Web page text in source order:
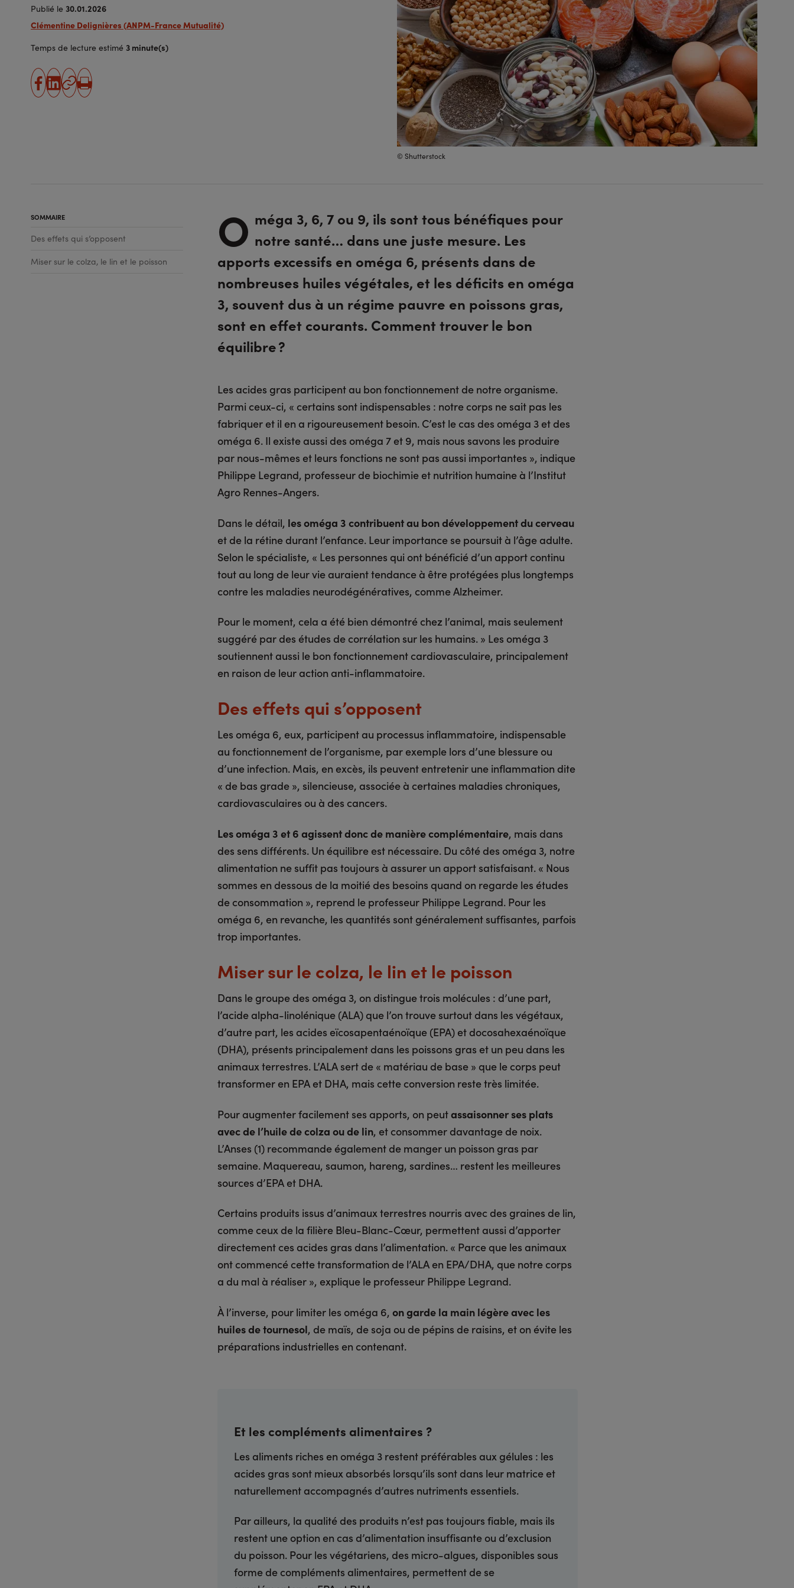
Publié le 30.01.2026
Clémentine Delignières (ANPM-France Mutualité)
Temps de lecture estimé 3 minute(s)
partager
partager
Copier
Imprimer
© Shutterstock
SOMMAIRE
Des effets qui s’opposent
Miser sur le colza, le lin et le poisson
O méga 3, 6, 7 ou 9, ils sont tous bénéfiques pour
notre santé… dans une juste mesure. Les
apports excessifs en oméga 6, présents dans de
nombreuses huiles végétales, et les déficits en oméga
3, souvent dus à un régime pauvre en poissons gras,
sont en effet courants. Comment trouver le bon
équilibre ?
Les acides gras participent au bon fonctionnement de notre organisme.
Parmi ceux-ci, « certains sont indispensables : notre corps ne sait pas les
fabriquer et il en a rigoureusement besoin. C’est le cas des oméga 3 et des
oméga 6. Il existe aussi des oméga 7 et 9, mais nous savons les produire
par nous-mêmes et leurs fonctions ne sont pas aussi importantes », indique
Philippe Legrand, professeur de biochimie et nutrition humaine à l’Institut
Agro Rennes-Angers.
Dans le détail, les oméga 3 contribuent au bon développement du cerveau
et de la rétine durant l’enfance. Leur importance se poursuit à l’âge adulte.
Selon le spécialiste, « Les personnes qui ont bénéficié d’un apport continu
tout au long de leur vie auraient tendance à être protégées plus longtemps
contre les maladies neurodégénératives, comme Alzheimer.
Pour le moment, cela a été bien démontré chez l’animal, mais seulement
suggéré par des études de corrélation sur les humains. » Les oméga 3
soutiennent aussi le bon fonctionnement cardiovasculaire, principalement
en raison de leur action anti-inflammatoire.
Des effets qui s’opposent
Les oméga 6, eux, participent au processus inflammatoire, indispensable
au fonctionnement de l’organisme, par exemple lors d’une blessure ou
d’une infection. Mais, en excès, ils peuvent entretenir une inflammation dite
« de bas grade », silencieuse, associée à certaines maladies chroniques,
cardiovasculaires ou à des cancers.
Les oméga 3 et 6 agissent donc de manière complémentaire, mais dans
des sens différents. Un équilibre est nécessaire. Du côté des oméga 3, notre
alimentation ne suffit pas toujours à assurer un apport satisfaisant. « Nous
sommes en dessous de la moitié des besoins quand on regarde les études
de consommation », reprend le professeur Philippe Legrand. Pour les
oméga 6, en revanche, les quantités sont généralement suffisantes, parfois
trop importantes.
Miser sur le colza, le lin et le poisson
Dans le groupe des oméga 3, on distingue trois molécules : d’une part,
l’acide alpha-linolénique (ALA) que l’on trouve surtout dans les végétaux,
d’autre part, les acides eïcosapentaénoïque (EPA) et docosahexaénoïque
(DHA), présents principalement dans les poissons gras et un peu dans les
animaux terrestres. L’ALA sert de « matériau de base » que le corps peut
transformer en EPA et DHA, mais cette conversion reste très limitée.
Pour augmenter facilement ses apports, on peutassaisonner ses plats
avec de l’huile de colza ou de lin, et consommer davantage de noix.
L’Anses (1) recommande également de manger un poisson gras par
semaine. Maquereau, saumon, hareng, sardines… restent les meilleures
sources d’EPA et DHA.
Certains produits issus d’animaux terrestres nourris avec des graines de lin,
comme ceux de la filière Bleu-Blanc-Cœur, permettent aussi d’apporter
directement ces acides gras dans l’alimentation. « Parce que les animaux
ont commencé cette transformation de l’ALA en EPA/DHA, que notre corps
a du mal à réaliser », explique le professeur Philippe Legrand.
À l’inverse, pour limiter les oméga 6, on garde la main légère avec les
huiles de tournesol, de maïs, de soja ou de pépins de raisins, et on évite les
préparations industrielles en contenant.
Et les compléments alimentaires ?
Les aliments riches en oméga 3 restent préférables aux gélules : les
acides gras sont mieux absorbés lorsqu’ils sont dans leur matrice et
naturellement accompagnés d’autres nutriments essentiels.
Par ailleurs, la qualité des produits n’est pas toujours fiable, mais ils
restent une option en cas d’alimentation insuffisante ou d’exclusion
du poisson. Pour les végétariens, des micro-algues, disponibles sous
forme de compléments alimentaires, permettent de se